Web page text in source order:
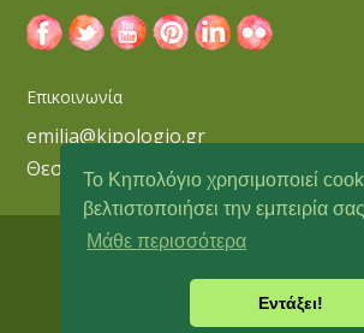
Το Κηπολόγιο χρησιμοποιεί
βελτιστοποιήσει την εμπειρία
Μάθε περισσότερα
Εντάξει!
Επικοινωνία
emilia@kipologio.gr
Θεσσαλονίκη
Copyright © 2018